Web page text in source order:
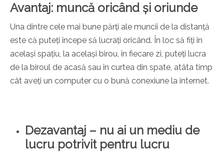
Avantaj: muncă oricând și oriunde
Una dintre cele mai bune părți ale muncii de la distanță
este că puteți începe să lucrați oricând. În loc să fiți în
același spațiu, la același birou, în fiecare zi, puteți lucra
de la biroul de acasă sau în curtea din spate, atâta timp
cât aveți un computer cu o bună conexiune la internet.
Dezavantaj – nu ai un mediu de
lucru potrivit pentru lucru